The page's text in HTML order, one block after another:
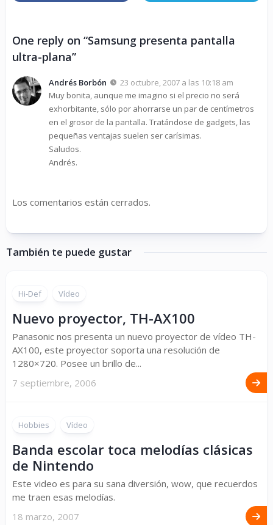
One reply on “Samsung presenta pantalla
ultra-plana”
Andrés Borbón
23 octubre, 2007 a las 10:18 am
Muy bonita, aunque me imagino si el precio no será
exhorbitante, sólo por ahorrarse un par de centímetros
en el grosor de la pantalla. Tratándose de gadgets, las
pequeñas ventajas suelen ser carísimas.
Saludos.
Andrés.
Los comentarios están cerrados.
También te puede gustar
Hi-Def Vídeo
Nuevo proyector, TH-AX100
Panasonic nos presenta un nuevo proyector de vídeo TH-
AX100, este proyector soporta una resolución de
1280×720. Posee un brillo de...
7 septiembre, 2006
Hobbies Vídeo
Banda escolar toca melodías clásicas
de Nintendo
Este video es para su sana diversión, wow, que recuerdos
me traen esas melodías.
18 marzo, 2007